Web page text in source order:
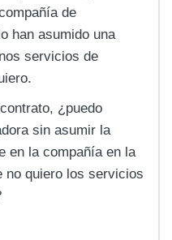
de
han asumido una
servicios de
¿puedo
sin asumir la
en la compañía en la
no quiero los servicios